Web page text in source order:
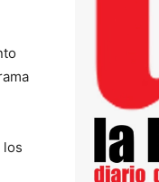
los